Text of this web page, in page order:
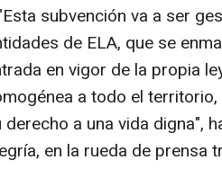
subvención va a ser
de ELA, que se
en vigor de la propia
a todo el
derecho a una vida digna",
en la rueda de prensa